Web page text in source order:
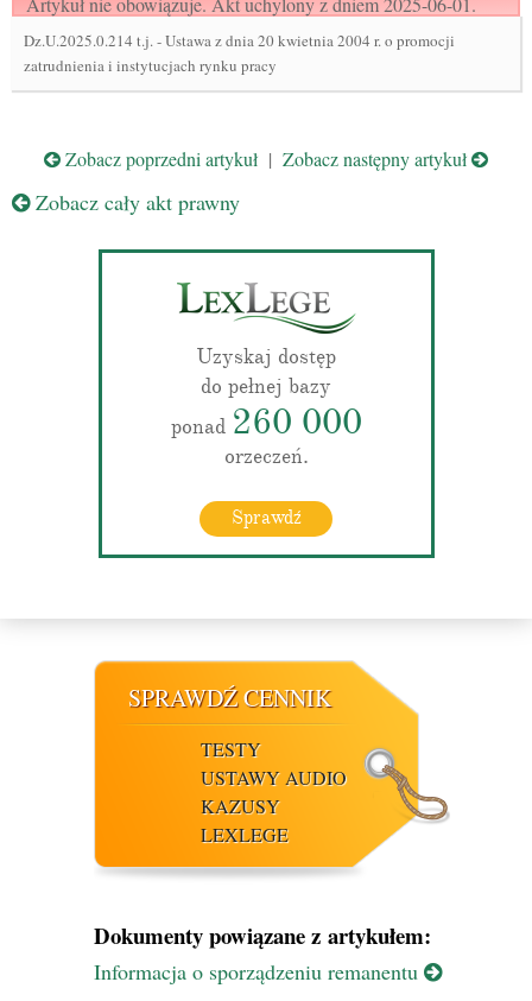
Dz.U.2025.0.214 t.j.-Ustawa z dnia 20 kwietnia 2004 r. o promocji
zatrudnienia i instytucjach rynku pracy
Zobacz poprzedni artykuł | Zobacz następny artykuł
Zobacz cały akt prawny
Uzyskaj dostęp
do pełnej bazy
ponad 260 000
orzeczeń.
Sprawdź
SPRAWDŹ CENNIK
TESTY
USTAWY AUDIO
KAZUSY
LEXLEGE
Dokumenty powiązane z artykułem:
Informacja o sporządzeniu remanentu